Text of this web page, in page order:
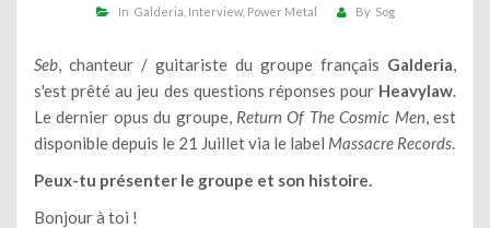
In Galderia Interview Power Metal By Sog
Seb, chanteur / guitariste du groupe français Galderia,
s'est prêté au jeu des questions réponses pour Heavylaw.
Le dernier opus du groupe, Return Of The Cosmic Men, est
disponible depuis le 21 Juillet via le label Massacre Records.
Peux-tu présenter le groupe et son histoire.
Bonjour à toi !